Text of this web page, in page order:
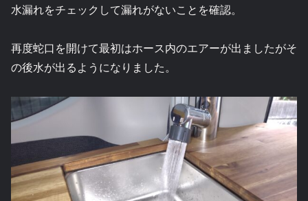
水漏れをチェックして漏れがないことを確認。
再度蛇口を開けて最初はホース内のエアーが出ましたがそ
の後水が出るようになりました。